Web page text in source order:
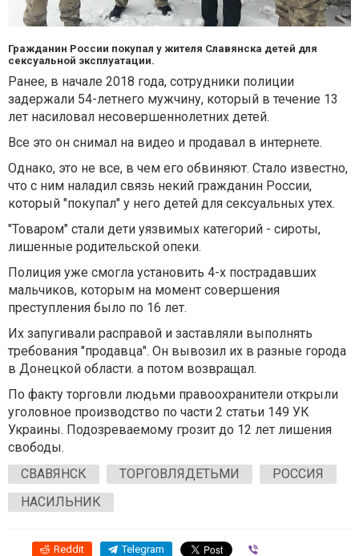
Гражданин России покупал у жителя Славянска детей для
сексуальной эксплуатации.
Ранее, в начале 2018 года, сотрудники полиции
задержали 54-летнего мужчину, который в течение 13
лет насиловал несовершеннолетних детей.
Все это он снимал на видео и продавал в интернете.
Однако, это не все, в чем его обвиняют. Стало известно,
что с ним наладил связь некий гражданин России,
который "покупал" у него детей для сексуальных утех.
"Товаром" стали дети уязвимых категорий - сироты,
лишенные родительской опеки.
Полиция уже смогла установить 4-х пострадавших
мальчиков, которым на момент совершения
преступления было по 16 лет.
Их запугивали расправой и заставляли выполнять
требования "продавца". Он вывозил их в разные города
в Донецкой области. а потом возвращал.
По факту торговли людьми правоохранители открыли
уголовное производство по части 2 статьи 149 УК
Украины. Подозреваемому грозит до 12 лет лишения
свободы.
СВАВЯНСК
ТОРГОВЛЯДЕТЬМИ
РОССИЯ
НАСИЛЬНИК
Reddit Telegram